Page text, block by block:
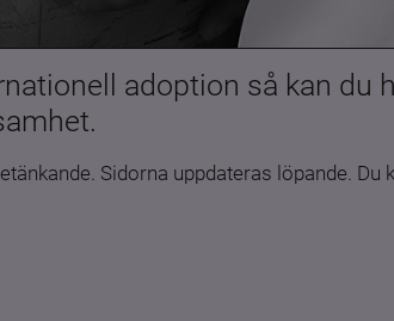
adoption så kan du
Sidorna uppdateras löpande. Du